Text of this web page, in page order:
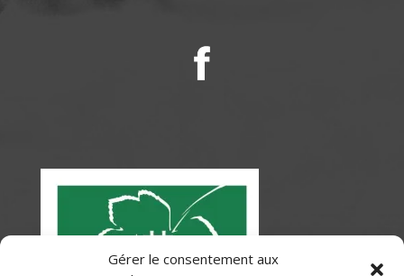
Gérer le consentement aux